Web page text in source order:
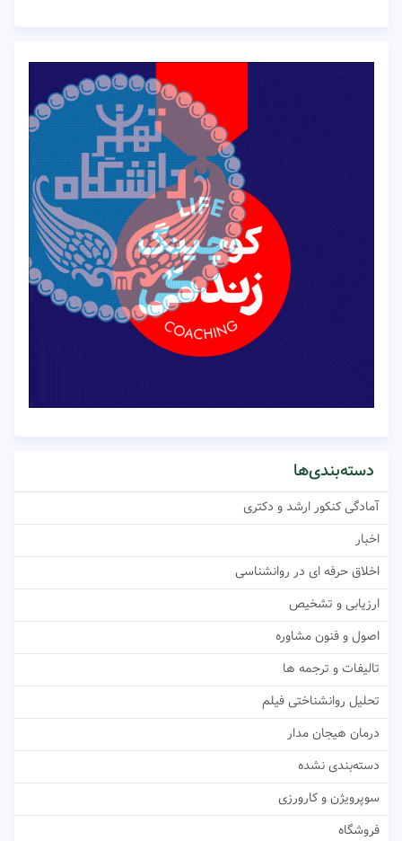
دسته‌بندی‌ها
آمادگی کنکور ارشد و دکتری
اخبار
اخلاق حرفه ای در روانشناسی
ارزیابی و تشخیص
اصول و فنون مشاوره
تالیفات و ترجمه ها
تحلیل روانشناختی فیلم
درمان هیجان مدار
دسته‌بندی نشده
سوپرویژن و کارورزی
فروشگاه